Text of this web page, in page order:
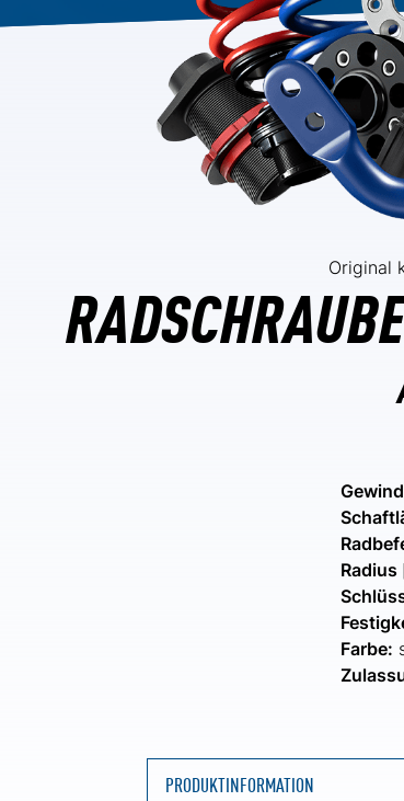
Original
Radius
Farbe:
PRODUKTINFORMATION